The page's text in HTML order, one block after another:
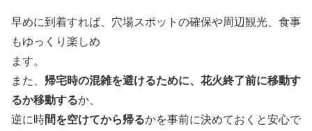
早めに到着すれば、穴場スポットの確保や周辺観光、食事
もゆっくり楽しめ
ます。
また、 帰宅時の混雑を避けるために、花火終了前に移動す
るか移動するか、
逆に時間を空けてから帰るかを事前に決めておくと安心で